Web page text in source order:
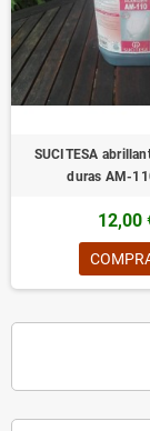
SUCITESA
duras AM-
12,00